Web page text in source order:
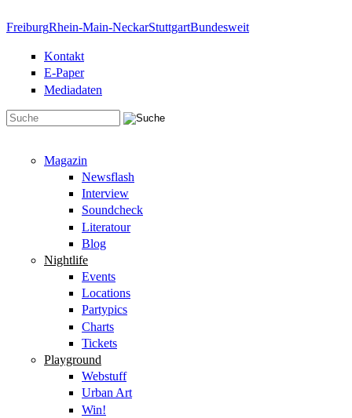
FreiburgRhein-Main-NeckarStuttgartBundesweit
Kontakt
E-Paper
Mediadaten
Magazin
Newsflash
Interview
Soundcheck
Literatour
Blog
Nightlife
Events
Locations
Partypics
Charts
Tickets
Playground
Webstuff
Urban Art
Win!